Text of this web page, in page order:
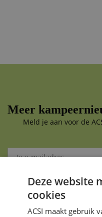
Meer
Meld je aan voor de
Je gegevens zijn veilig
Deze website
cookies
ACSI maakt gebruik